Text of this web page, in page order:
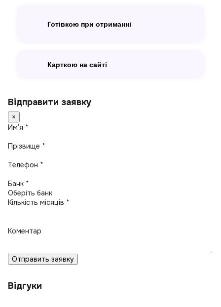
Готівкою при отриманні
Карткою на сайті
Відправити заявку
×
Имʼя *
Прізвище *
Телефон *
Банк *
Кількість місяців *
Коментар
Отправить заявку
Відгуки